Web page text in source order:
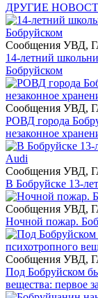
ДРУГИЕ
Сообщения УВД,
14-летний
Бобруйском
Сообщения УВД,
РОВД города
незаконное
Сообщения УВД,
В Бобруйске 13-
Сообщения УВД,
Ночной пожар.
Сообщения УВД,
Под Бобруйском
вещества: первое